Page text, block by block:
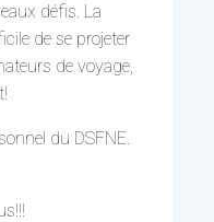
défis. La
de se projeter
de voyage,
du DSFNE.